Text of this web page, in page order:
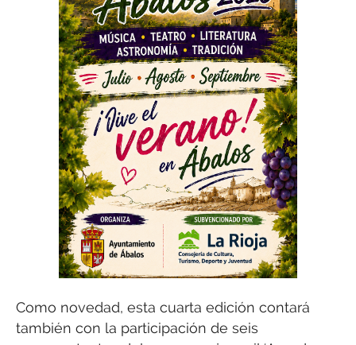
Como novedad, esta cuarta edición contará
también con la participación de seis